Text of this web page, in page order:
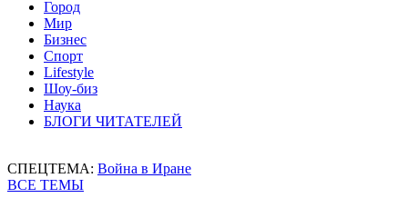
Город
Мир
Бизнес
Спорт
Lifestyle
Шоу-биз
Наука
БЛОГИ ЧИТАТЕЛЕЙ
СПЕЦТЕМА: Война в Иране
ВСЕ ТЕМЫ